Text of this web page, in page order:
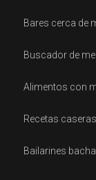
Bares cerca de
Buscador de
Alimentos con
Recetas caseras
Bailarines